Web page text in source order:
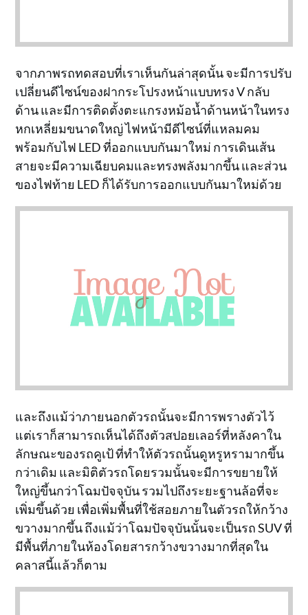
จากภาพรถทดสอบที่เราเห็นกันล่าสุดนั้น จะมีการปรับ
เปลี่ยนดีไซน์ของฝากระโปรงหน้าแบบทรง V กลับ
ด้าน และมีการติดตั้งตะแกรงหม้อน้ำด้านหน้าในทรง
หกเหลี่ยมขนาดใหญ่ ไฟหน้ามีดีไซน์ที่แหลมคม
พร้อมกับไฟ LED ที่ออกแบบกันมาใหม่ การเดินเส้น
สายจะมีความเฉียบคมและทรงพลังมากขึ้น และส่วน
ของไฟท้าย LED ก็ได้รับการออกแบบกันมาใหม่ด้วย
และถึงแม้ว่าภายนอกตัวรถนั้นจะมีการพรางตัวไว้
แต่เราก็สามารถเห็นได้ถึงตัวสปอยเลอร์ที่หลังคาใน
ลักษณะของรถคูเป้ ที่ทำให้ตัวรถนั้นดูหรูหรามากขึ้น
กว่าเดิม และมิติตัวรถโดยรวมนั้นจะมีการขยายให้
ใหญ่ขึ้นกว่าโฉมปัจจุบัน รวมไปถึงระยะฐานล้อที่จะ
เพิ่มขึ้นด้วย เพื่อเพิ่มพื้นที่ใช้สอยภายในตัวรถให้กว้าง
ขวางมากขึ้น ถึงแม้ว่าโฉมปัจจุบันนั้นจะเป็นรถ SUV ที่
มีพื้นที่ภายในห้องโดยสารกว้างขวางมากที่สุดใน
คลาสนี้แล้วก็ตาม